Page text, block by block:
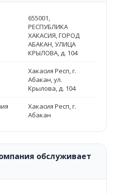
655001,
РЕСПУБЛИКА
ХАКАСИЯ, ГОРОД
АБАКАН, УЛИЦА
КРЫЛОВА, д. 104
Хакасия Респ, г.
Абакан, ул.
Крылова, д. 104
Хакасия Респ, г.
Абакан
обслуживает